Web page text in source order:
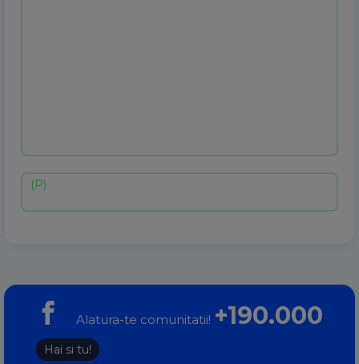
Alatura-te comunitatii! +190.000
Hai si tu!